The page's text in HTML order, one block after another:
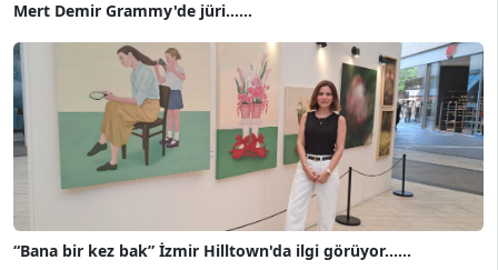
Mert Demir Grammy'de jüri......
“Bana bir kez bak” İzmir Hilltown'da ilgi görüyor......